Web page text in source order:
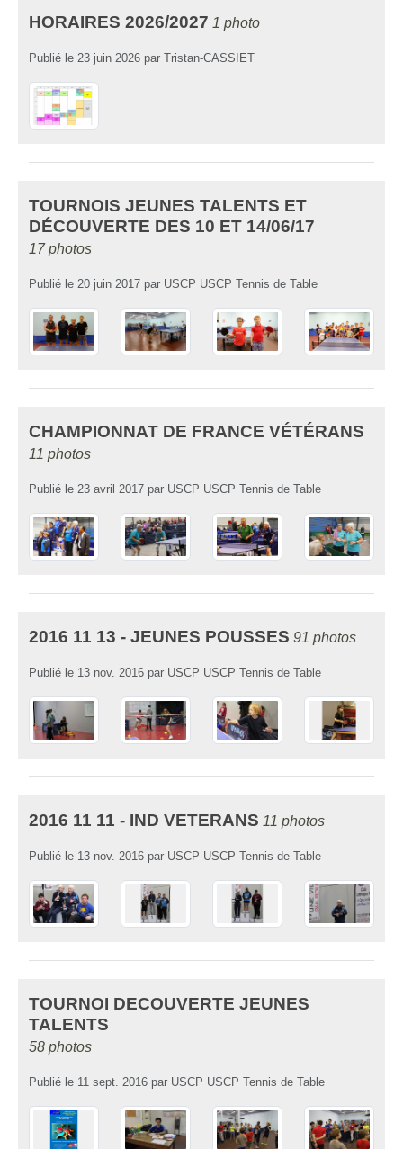
HORAIRES 2026/2027 1 photo
Publié le 23 juin 2026 par Tristan-CASSIET
TOURNOIS JEUNES TALENTS ET
DÉCOUVERTE DES 10 ET 14/06/17
17 photos
Publié le 20 juin 2017 par USCP USCP Tennis de Table
CHAMPIONNAT DE FRANCE VÉTÉRANS
11 photos
Publié le 23 avril 2017 par USCP USCP Tennis de Table
2016 11 13 - JEUNES POUSSES 91 photos
Publié le 13 nov. 2016 par USCP USCP Tennis de Table
2016 11 11 - IND VETERANS 11 photos
Publié le 13 nov. 2016 par USCP USCP Tennis de Table
TOURNOI DECOUVERTE JEUNES
TALENTS
58 photos
Publié le 11 sept. 2016 par USCP USCP Tennis de Table